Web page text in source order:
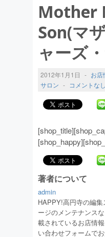
Mother
Son(マ
ャーズ
2012年1月1日 - お店
サロン - コメントなし
著者について
admin
HAPPY!高円寺の編
ージのメンテナンス
載されているお店情
い合わせフォームで